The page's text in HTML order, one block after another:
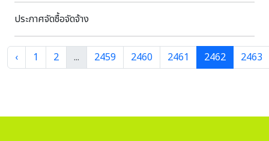
โอม" หรือบางท้องถิ่นเรียกว่า "การโอมเอากัน" ซึ่งก็คือพิธีสู่ขอ
และหมั้นหมาย โดยฝ่ายชายจะส่งผู้ใหญ่ไปเจรจาทาบทามตกลง
เรื่องค่าดอง (สินสอด) และหาฤกษ์งามยามดีร่วมกัน เมื่อทุกอย่าง
เรียบร้อยแล้ว จึงจะนัดหมายวันจัดงานพิธีกินดองอย่างเป็น
ประกาศจัดซื้อจัดจ้าง
‹ 1 2 ... 2459 2460 2461 2462 2463